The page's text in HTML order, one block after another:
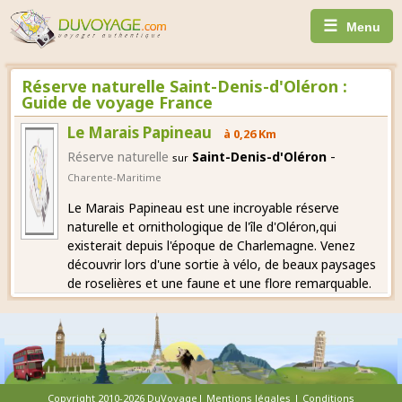
☰ Menu
Réserve naturelle Saint-Denis-d'Oléron :
Guide de voyage France
Le Marais Papineau à 0,26 Km
Réserve naturelle sur Saint-Denis-d'Oléron -
Charente-Maritime
Le Marais Papineau est une incroyable réserve
naturelle et ornithologique de l'île d'Oléron,qui
existerait depuis l'époque de Charlemagne. Venez
découvrir lors d'une sortie à vélo, de beaux paysages
de roselières et une faune et une flore remarquable.
Copyright 2010-2026 DuVoyage| Mentions légales | Conditions